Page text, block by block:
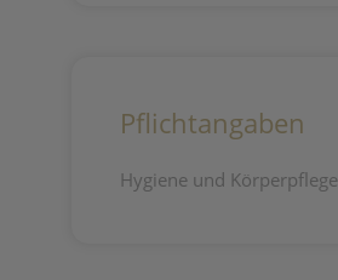
Pflichtangaben
Hygiene und Körperpflege